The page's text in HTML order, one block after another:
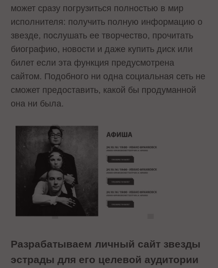
может сразу погрузиться полностью в мир
исполнителя: получить полную информацию о
звезде, послушать ее творчество, прочитать
биографию, новости и даже купить диск или
билет если эта функция предусмотрена
сайтом. Подобного ни одна социальная сеть не
сможет предоставить, какой бы продуманной
она ни была.
Разрабатываем личный сайт звезды
эстрады для его целевой аудитории